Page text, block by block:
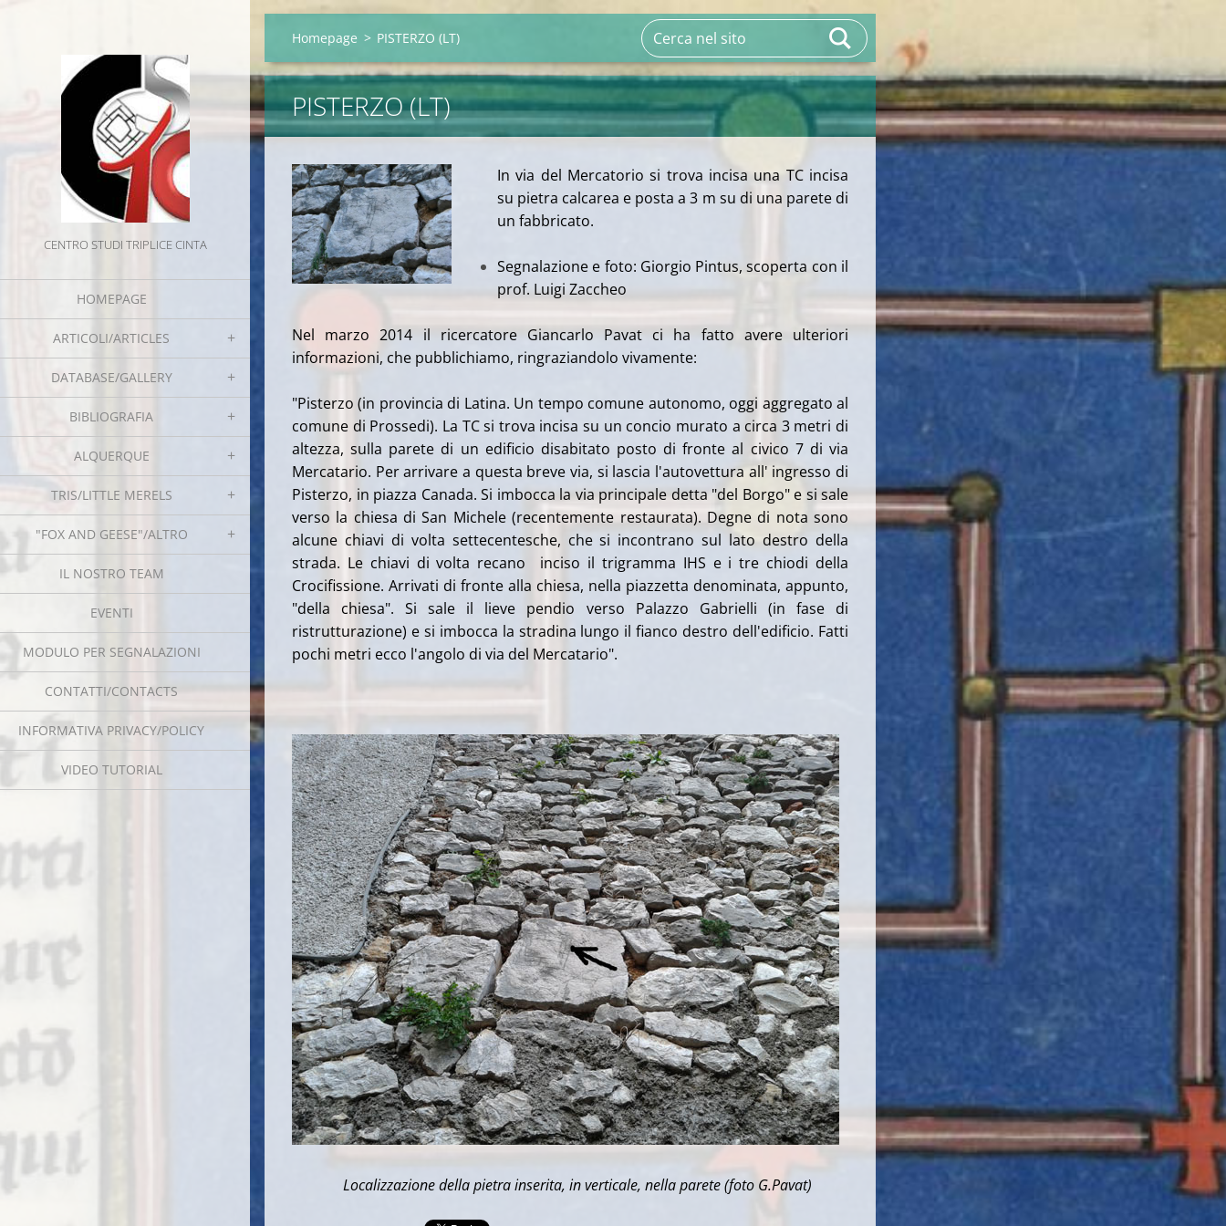
CENTRO STUDI TRIPLICE CINTA
HOMEPAGE
ARTICOLI/ARTICLES
DATABASE/GALLERY
BIBLIOGRAFIA
ALQUERQUE
TRIS/LITTLE MERELS
"FOX AND GEESE"/ALTRO
IL NOSTRO TEAM
EVENTI
MODULO PER SEGNALAZIONI
CONTATTI/CONTACTS
INFORMATIVA PRIVACY/POLICY
VIDEO TUTORIAL
Homepage > PISTERZO (LT)
PISTERZO (LT)
In via del Mercatorio si trova incisa una TC incisa
su pietra calcarea e posta a 3 m su di una parete di
un fabbricato.
Segnalazione e foto: Giorgio Pintus, scoperta con il
prof. Luigi Zaccheo
Nel marzo 2014 il ricercatore Giancarlo Pavat ci ha fatto avere ulteriori
informazioni, che pubblichiamo, ringraziandolo vivamente:
"Pisterzo (in provincia di Latina. Un tempo comune autonomo, oggi aggregato al
comune di Prossedi). La TC si trova incisa su un concio murato a circa 3 metri di
altezza, sulla parete di un edificio disabitato posto di fronte al civico 7 di via
Mercatario. Per arrivare a questa breve via, si lascia l'autovettura all' ingresso di
Pisterzo, in piazza Canada. Si imbocca la via principale detta "del Borgo" e si sale
verso la chiesa di San Michele (recentemente restaurata). Degne di nota sono
alcune chiavi di volta settecentesche, che si incontrano sul lato destro della
strada. Le chiavi di volta recano inciso il trigramma IHS e i tre chiodi della
Crocifissione. Arrivati di fronte alla chiesa, nella piazzetta denominata, appunto,
"della chiesa". Si sale il lieve pendio verso Palazzo Gabrielli (in fase di
ristrutturazione) e si imbocca la stradina lungo il fianco destro dell'edificio. Fatti
pochi metri ecco l'angolo di via del Mercatario".
Localizzazione della pietra inserita, in verticale, nella parete (foto G.Pavat)